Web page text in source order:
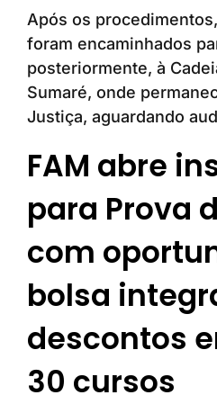
Após os
foram encaminhados
posteriormente, à
Sumaré, onde
Justiça, aguardando
FAM abre
para Prova
com
bolsa
descontos
30 cursos